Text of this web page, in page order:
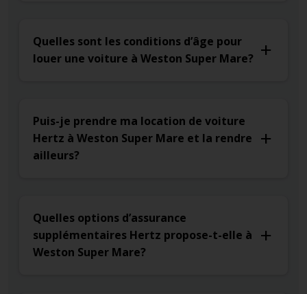
Quelles sont les conditions d’âge pour
louer une voiture à Weston Super Mare?
Puis-je prendre ma location de voiture
Hertz à Weston Super Mare et la rendre
ailleurs?
Quelles options d’assurance
supplémentaires Hertz propose-t-elle à
Weston Super Mare?